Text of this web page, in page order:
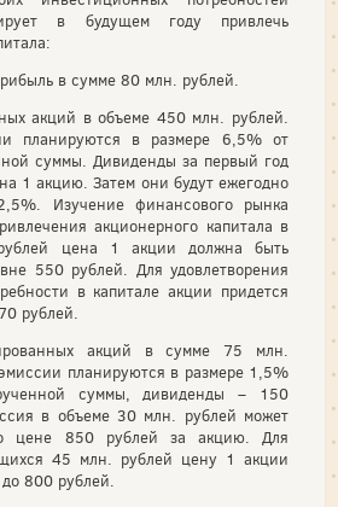
в будущем году привлечь
в сумме 80 млн. рублей.
акций в объеме 450 млн. рублей.
планируются в размере 6,5% от
суммы. Дивиденды за первый год
1 акцию. Затем они будут ежегодно
Изучение финансового рынка
акционерного капитала в
цена 1 акции должна быть
550 рублей. Для удовлетворения
в капитале акции придется
рублей.
акций в сумме 75 млн.
планируются в размере 1,5%
суммы, дивиденды – 150
в объеме 30 млн. рублей может
цене 850 рублей за акцию. Для
45 млн. рублей цену 1 акции
800 рублей.